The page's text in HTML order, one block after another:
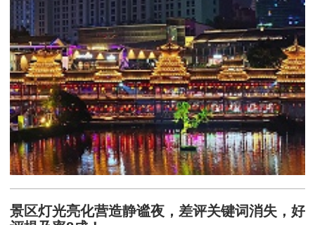
景区灯光亮化营造静谧夜，差评关键词消失，好